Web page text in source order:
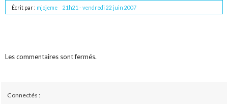
Écrit par : mjojeme 21h21 -vendredi 22 juin 2007
Les commentaires sont fermés.
Connectés :